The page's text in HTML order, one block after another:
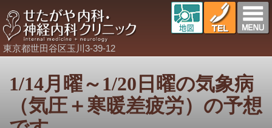
東京都世田谷区玉川3-39-12
1/14月曜～1/20日曜の気象病
（気圧＋寒暖差疲労）の予想